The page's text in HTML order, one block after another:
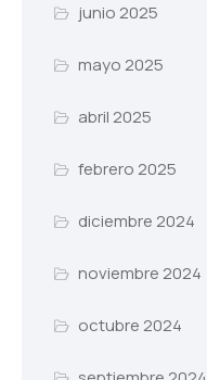
junio 2025
mayo 2025
abril 2025
febrero 2025
diciembre 2024
noviembre 2024
octubre 2024